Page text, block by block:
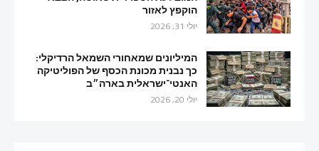
הוקפץ לאזור
יולי 31, 2026
המיליונים שמאחורי השמאל הרדיקלי:
כך נבנית מכונת הכסף של הפוליטיקה
האנטי־ישראלית בארה״ב
יולי 20, 2026